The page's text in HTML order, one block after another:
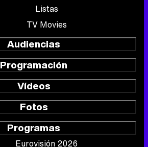
Listas
TV Movies
Audiencias
Programación
Vídeos
Fotos
Programas
Eurovisión 2026